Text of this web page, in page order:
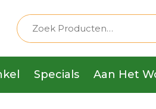
Specials Aan Het